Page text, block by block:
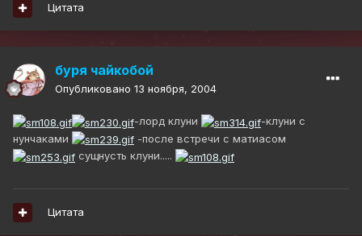
Цитата
буря чайкобой
Опубликовано 13 ноября, 2004
-лорд клуни
-клуни с
нунчаками
-после встречи с матиасом
сущнусть клуни.....
Цитата